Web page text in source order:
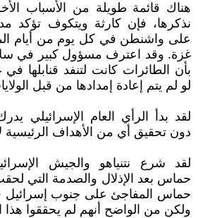
هناك قائمة طويلة من الأسباب
نذكرها، فإن كارثة ويتكوف تؤكد
على واشنطن في كل يوم من أيام
غزة. وقد اعترف مسؤول كبير في
بأن الطائرات كانت لتنفد قنابلها
لو لم يتم إعادة إمدادها من قبل
لقد بدأ الرأي العام الإسرائيلي
دون تحقيق أي من الأهداف الرئيسية
لقد شرع نتنياهو والجيش
حماس بعد الإذلال والصدمة التي
ولكن من الواضح أنهم لم يحققوا هذا